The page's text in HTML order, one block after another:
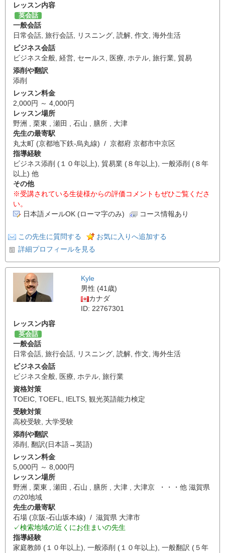
レッスン内容
英会話
一般会話
日常会話 旅行会話 リスニング 読解 作文 海外生活
ビジネス会話
ビジネス全般 経営 セールス 医療 ホテル 旅行業 貿易
添削や翻訳
添削
レッスン料金
2,000円 ～ 4,000円
レッスン場所
野洲 , 栗東 , 瀬田 , 石山 , 膳所 , 大津
先生の最寄駅
丸太町 (京都地下鉄-烏丸線) / 京都府 京都市中京区
指導経験
ビジネス添削 (１０年以上), 貿易業 (８年以上), 一般添削 (８年
以上) 他
その他
※受講されている生徒様からの評価コメントもぜひご覧くださ
い。
日本語メールOK (ローマ字のみ)
コース情報あり
この先生に質問する
お気に入りへ追加する
詳細プロフィールを見る
Kyle
男性 (41歳)
カナダ
ID: 22767301
レッスン内容
英会話
一般会話
日常会話 旅行会話 リスニング 読解 作文 海外生活
ビジネス会話
ビジネス全般
医療 ホテル 旅行業
資格対策
TOEIC TOEFL IELTS 観光英語能力検定
受験対策
高校受験 大学受験
添削や翻訳
添削
翻訳(日本語→英語)
レッスン料金
5,000円 ～ 8,000円
レッスン場所
野洲 , 栗東 , 瀬田 , 石山 , 膳所 , 大津 , 大津京 ・・・他 滋賀県
の20地域
先生の最寄駅
石場 (京阪-石山坂本線) / 滋賀県 大津市
✓検索地域の近くにお住まいの先生
指導経験
家庭教師 (１０年以上), 一般添削 (１０年以上), 一般翻訳 (５年